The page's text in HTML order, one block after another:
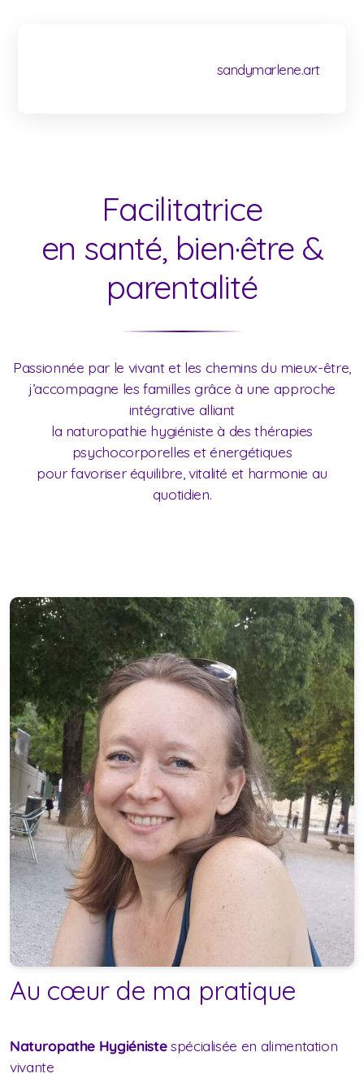
sandymarlene.art
Facilitatrice
en santé, bien·être &
parentalité
Passionnée par le vivant et les chemins du mieux-être,
j’accompagne les familles grâce à une approche
intégrative alliant
la naturopathie hygiéniste à des thérapies
psychocorporelles et énergétiques
pour favoriser équilibre, vitalité et harmonie au
quotidien.
Au cœur de ma pratique
Naturopathe Hygiénistespécialisée en alimentation
vivante